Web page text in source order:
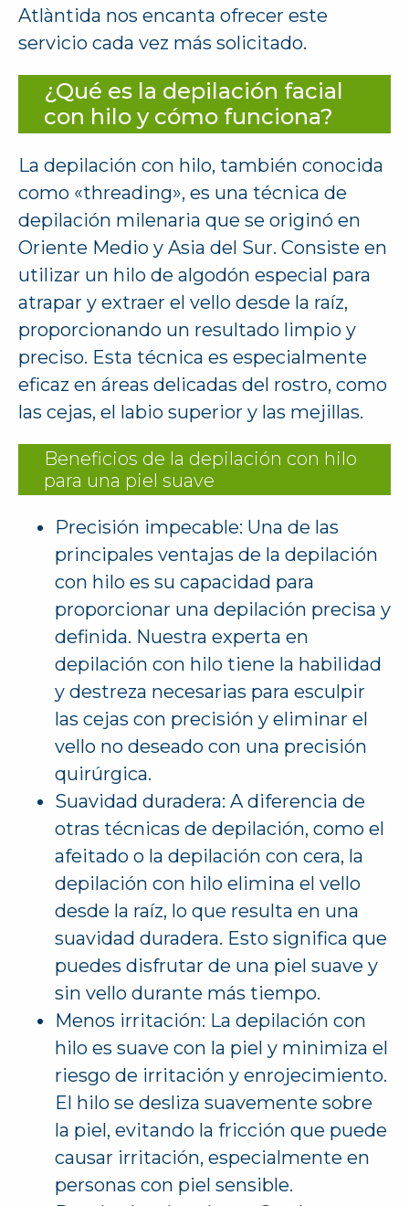
Atlàntida nos encanta ofrecer este
servicio cada vez más solicitado.
¿Qué es la depilación facial
con hilo y cómo funciona?
La depilación con hilo, también conocida
como «threading», es una técnica de
depilación milenaria que se originó en
Oriente Medio y Asia del Sur. Consiste en
utilizar un hilo de algodón especial para
atrapar y extraer el vello desde la raíz,
proporcionando un resultado limpio y
preciso. Esta técnica es especialmente
eficaz en áreas delicadas del rostro, como
las cejas, el labio superior y las mejillas.
Beneficios de la depilación con hilo
para una piel suave
Precisión impecable: Una de las
principales ventajas de la depilación
con hilo es su capacidad para
proporcionar una depilación precisa y
definida. Nuestra experta en
depilación con hilo tiene la habilidad
y destreza necesarias para esculpir
las cejas con precisión y eliminar el
vello no deseado con una precisión
quirúrgica.
Suavidad duradera: A diferencia de
otras técnicas de depilación, como el
afeitado o la depilación con cera, la
depilación con hilo elimina el vello
desde la raíz, lo que resulta en una
suavidad duradera. Esto significa que
puedes disfrutar de una piel suave y
sin vello durante más tiempo.
Menos irritación: La depilación con
hilo es suave con la piel y minimiza el
riesgo de irritación y enrojecimiento.
El hilo se desliza suavemente sobre
la piel, evitando la fricción que puede
causar irritación, especialmente en
personas con piel sensible.